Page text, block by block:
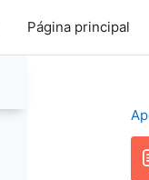
Página principal